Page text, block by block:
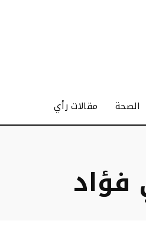
الصحة مقالات رأي